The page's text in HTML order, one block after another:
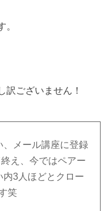
。
訳ございません！
、メール講座に登録
え、今ではペアー
内3人ほどとクロー
笑